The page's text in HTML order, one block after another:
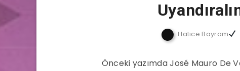
Hatice Bayram
Önceki yazımda José Mauro De